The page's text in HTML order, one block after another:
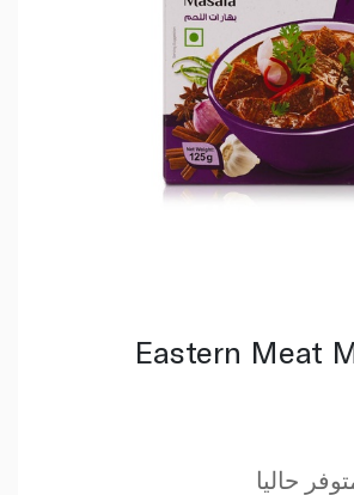
Eastern Meat
حاليا